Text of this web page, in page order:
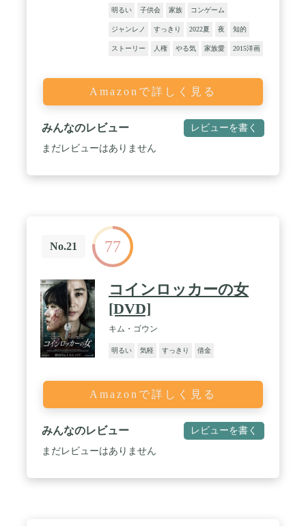
明るい 子供会 家族 コンゲーム
ジャンレノ すっきり 2022夏 夜 知的
ストーリー 人権 やる気 家族愛 2015洋画
Amazonで詳しく見る
みんなのレビュー レビューを書く
まだレビューはありません
No.21 77
コインロッカーの女
[DVD]
キム・ゴウン
明るい 気軽 すっきり 借金
Amazonで詳しく見る
みんなのレビュー レビューを書く
まだレビューはありません